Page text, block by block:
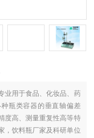
业用于食品、化妆品、药
瓶类容器的垂直轴偏差
度高、测量重复性高等特
，饮料瓶厂家及科研单位